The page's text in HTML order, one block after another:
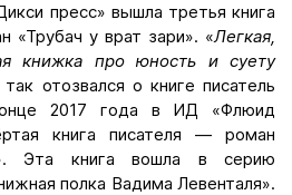
пресс» вышла третья книга
«Трубач у врат зари». «Легкая,
книжка про юность и суету
отозвался о книге писатель
2017 года в ИД «Флюид
книга писателя — роман
Эта книга вошла в серию
полка Вадима Левенталя».